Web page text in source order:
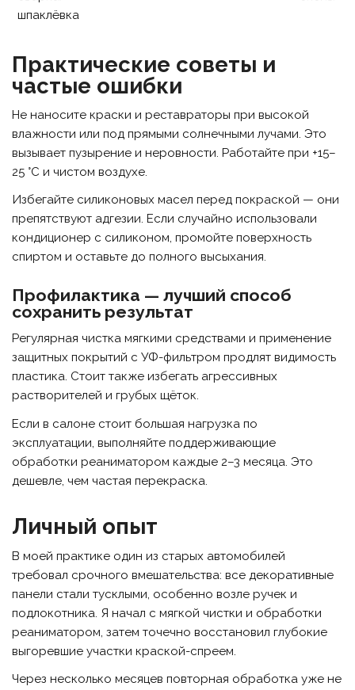
шпаклёвка
Практические советы и
частые ошибки
Не наносите краски и реставраторы при высокой
влажности или под прямыми солнечными лучами. Это
вызывает пузырение и неровности. Работайте при +15–
25 °C и чистом воздухе.
Избегайте силиконовых масел перед покраской — они
препятствуют адгезии. Если случайно использовали
кондиционер с силиконом, промойте поверхность
спиртом и оставьте до полного высыхания.
Профилактика — лучший способ
сохранить результат
Регулярная чистка мягкими средствами и применение
защитных покрытий с УФ-фильтром продлят видимость
пластика. Стоит также избегать агрессивных
растворителей и грубых щёток.
Если в салоне стоит большая нагрузка по
эксплуатации, выполняйте поддерживающие
обработки реаниматором каждые 2–3 месяца. Это
дешевле, чем частая перекраска.
Личный опыт
В моей практике один из старых автомобилей
требовал срочного вмешательства: все декоративные
панели стали тусклыми, особенно возле ручек и
подлокотника. Я начал с мягкой чистки и обработки
реаниматором, затем точечно восстановил глубокие
выгоревшие участки краской-спреем.
Через несколько месяцев повторная обработка уже не